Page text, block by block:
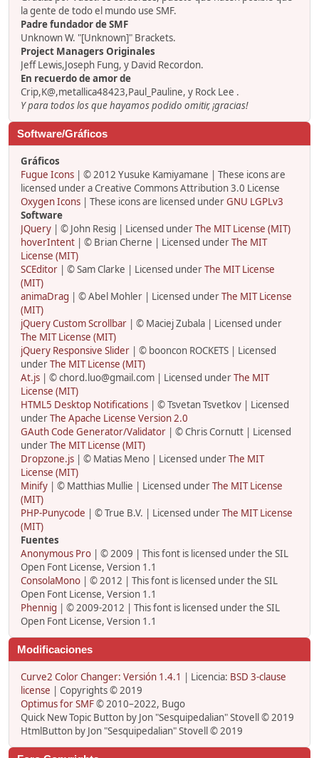
la gente de todo el mundo use SMF.
Padre fundador de SMF
Unknown W. "[Unknown]" Brackets.
Project Managers Originales
Jeff Lewis,Joseph Fung, y David Recordon.
En recuerdo de amor de
Crip,K@,metallica48423,Paul_Pauline, y Rock Lee .
Y para todos los que hayamos podido omitir, ¡gracias!
Software/Gráficos
Gráficos
Fugue Icons | © 2012 Yusuke Kamiyamane | These icons are
licensed under a Creative Commons Attribution 3.0 License
Oxygen Icons | These icons are licensed underGNU LGPLv3
Software
JQuery | © John Resig | Licensed underThe MIT License (MIT)
hoverIntent | © Brian Cherne | Licensed underThe MIT
License (MIT)
SCEditor | © Sam Clarke | Licensed underThe MIT License
(MIT)
animaDrag | © Abel Mohler | Licensed underThe MIT License
(MIT)
jQuery Custom Scrollbar | © Maciej Zubala | Licensed under
The MIT License (MIT)
jQuery Responsive Slider | © booncon ROCKETS | Licensed
underThe MIT License (MIT)
At.js | © chord.luo@gmail.com | Licensed underThe MIT
License (MIT)
HTML5 Desktop Notifications | © Tsvetan Tsvetkov | Licensed
underThe Apache License Version 2.0
GAuth Code Generator/Validator | © Chris Cornutt | Licensed
underThe MIT License (MIT)
Dropzone.js | © Matias Meno | Licensed underThe MIT
License (MIT)
Minify | © Matthias Mullie | Licensed underThe MIT License
(MIT)
PHP-Punycode | © True B.V. | Licensed underThe MIT License
(MIT)
Fuentes
Anonymous Pro | © 2009 | This font is licensed under the SIL
Open Font License, Version 1.1
ConsolaMono | © 2012 | This font is licensed under the SIL
Open Font License, Version 1.1
Phennig | © 2009-2012 | This font is licensed under the SIL
Open Font License, Version 1.1
Modificaciones
Curve2 Color Changer: Versión 1.4.1 | Licencia: BSD 3-clause
license | Copyrights © 2019
Optimus for SMF© 2010–2022, Bugo
Quick New Topic Button by Jon "Sesquipedalian" Stovell © 2019
HtmlButton by Jon "Sesquipedalian" Stovell © 2019